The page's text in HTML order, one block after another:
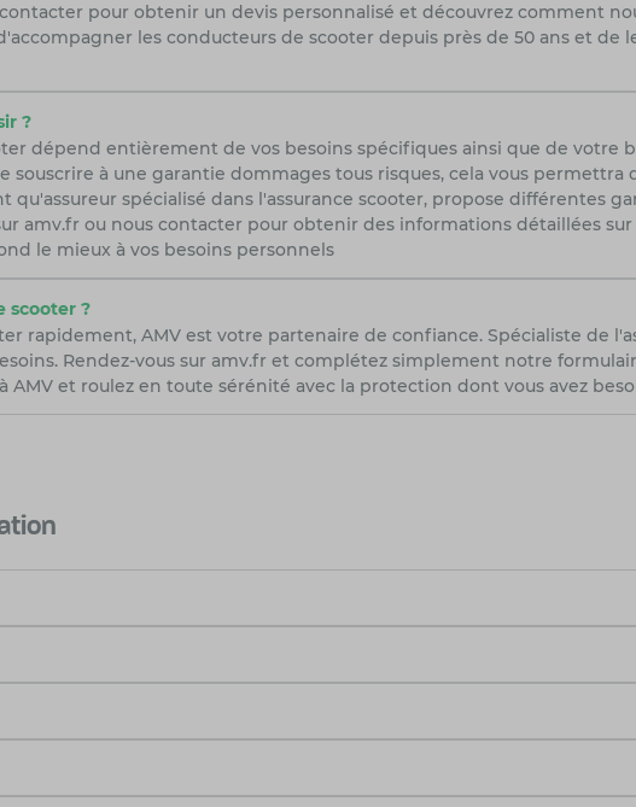
pour obtenir un devis personnalisé et découvrez comment
les conducteurs de scooter depuis près de 50 ans et de
?
dépend entièrement de vos besoins spécifiques ainsi que de votre
à une garantie dommages tous risques, cela vous permettra
qu'assureur spécialisé dans l'assurance scooter, propose différentes
amv.fr ou nous contacter pour obtenir des informations détaillées
le mieux à vos besoins personnels
scooter ?
rapidement, AMV est votre partenaire de confiance. Spécialiste de
Rendez-vous sur amv.fr et complétez simplement notre
AMV et roulez en toute sérénité avec la protection dont vous avez